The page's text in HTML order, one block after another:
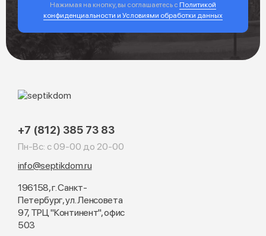
Нажимая на кнопку, вы соглашаетесь с Политикой
конфиденциальности и Условиями обработки данных
+7 (812) 385 73 83
Пн-Вс: с 09-00 до 20-00
info@septikdom.ru
196158, г. Санкт-
Петербург, ул. Ленсовета
97, ТРЦ "Континент", офис
503